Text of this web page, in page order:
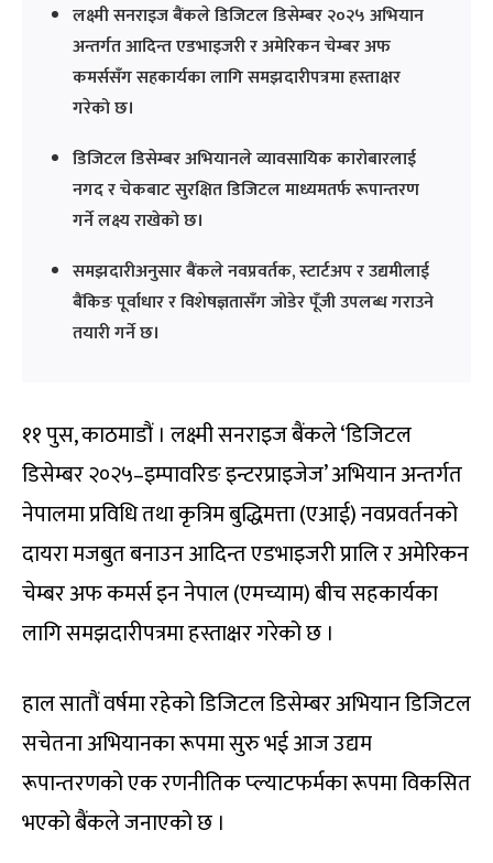
लक्ष्मी सनराइज बैंकले डिजिटल डिसेम्बर २०२५ अभियान
अन्तर्गत आदिन्त एडभाइजरी र अमेरिकन चेम्बर अफ
कमर्ससँग सहकार्यका लागि समझदारीपत्रमा हस्ताक्षर
गरेको छ।
डिजिटल डिसेम्बर अभियानले व्यावसायिक कारोबारलाई
नगद र चेकबाट सुरक्षित डिजिटल माध्यमतर्फ रूपान्तरण
गर्ने लक्ष्य राखेको छ।
समझदारीअनुसार बैंकले नवप्रवर्तक, स्टार्टअप र उद्यमीलाई
बैंकिङ पूर्वाधार र विशेषज्ञतासँग जोडेर पूँजी उपलब्ध गराउने
तयारी गर्ने छ।
११ पुस, काठमाडौं । लक्ष्मी सनराइज बैंकले ‘डिजिटल
डिसेम्बर २०२५–इम्पावरिङ इन्टरप्राइजेज’ अभियान अन्तर्गत
नेपालमा प्रविधि तथा कृत्रिम बुद्धिमत्ता (एआई) नवप्रवर्तनको
दायरा मजबुत बनाउन आदिन्त एडभाइजरी प्रालि र अमेरिकन
चेम्बर अफ कमर्स इन नेपाल (एमच्याम) बीच सहकार्यका
लागि समझदारीपत्रमा हस्ताक्षर गरेको छ ।
हाल सातौं वर्षमा रहेको डिजिटल डिसेम्बर अभियान डिजिटल
सचेतना अभियानका रूपमा सुरु भई आज उद्यम
रूपान्तरणको एक रणनीतिक प्ल्याटफर्मका रूपमा विकसित
भएको बैंकले जनाएको छ ।